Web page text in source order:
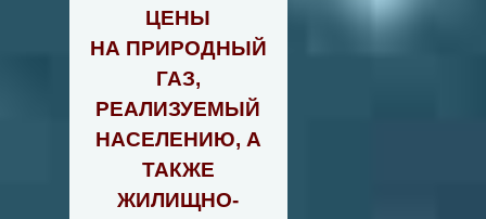
ЦЕНЫ
НА ПРИРОДНЫЙ
ГАЗ,
РЕАЛИЗУЕМЫЙ
НАСЕЛЕНИЮ, А
ТАКЖЕ
ЖИЛИЩНО-